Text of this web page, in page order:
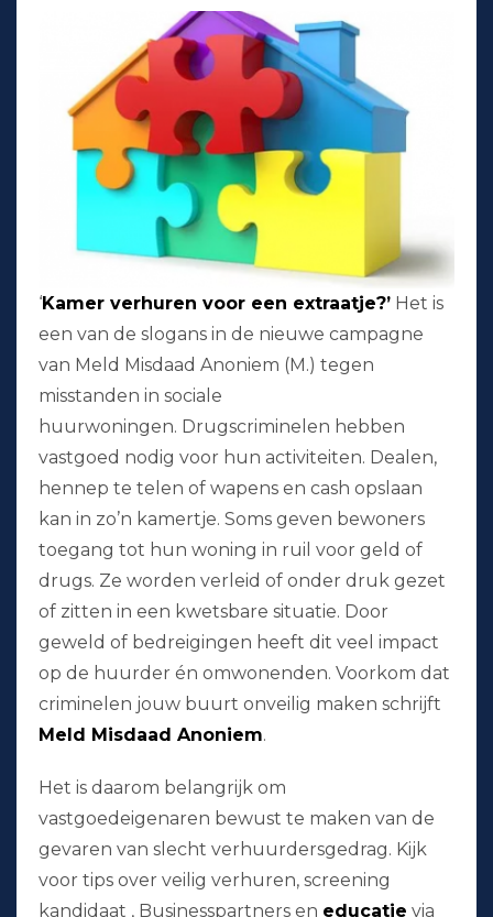
‘Kamer verhuren voor een extraatje?’ Het is
een van de slogans in de nieuwe campagne
van Meld Misdaad Anoniem (M.) tegen
misstanden in sociale
huurwoningen. Drugscriminelen hebben
vastgoed nodig voor hun activiteiten. Dealen,
hennep te telen of wapens en cash opslaan
kan in zo’n kamertje. Soms geven bewoners
toegang tot hun woning in ruil voor geld of
drugs. Ze worden verleid of onder druk gezet
of zitten in een kwetsbare situatie. Door
geweld of bedreigingen heeft dit veel impact
op de huurder én omwonenden. Voorkom dat
criminelen jouw buurt onveilig maken schrijft
Meld Misdaad Anoniem.
Het is daarom belangrijk om
vastgoedeigenaren bewust te maken van de
gevaren van slecht verhuurdersgedrag. Kijk
voor tips over veilig verhuren, screening
kandidaat , Businesspartners en educatie via